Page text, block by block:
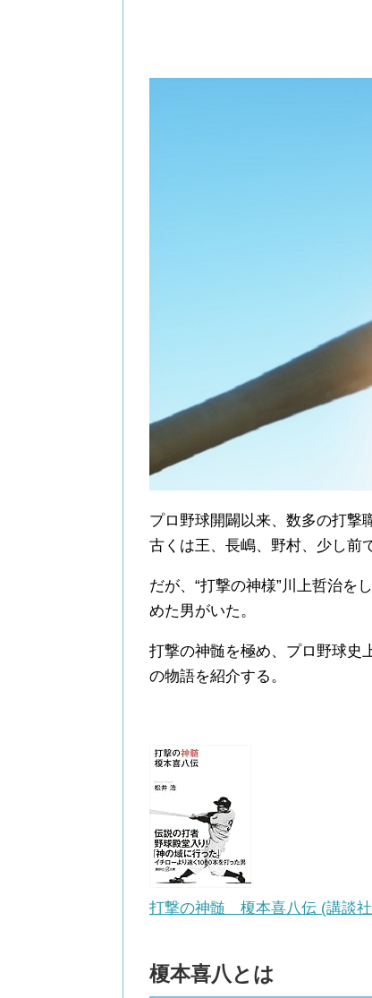
プロ野球開闢以来、数多の打撃
古くは王、長嶋、野村、少し前
だが、“打撃の神様”川上哲治を
めた男がいた。
打撃の神髄を極め、プロ野球史
の物語を紹介する。
打撃の神髄 榎本喜八伝 (講談
榎本喜八とは